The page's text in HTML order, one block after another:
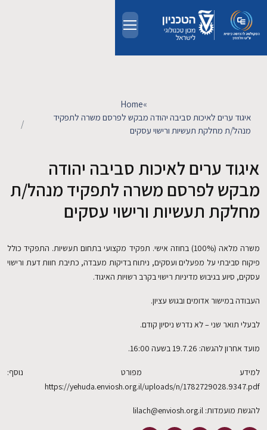
לימודים
מחקר
חדשות ואירועים
צרו קשר
Home»
איגוד ערים לאיכות סביבה יהודה מבקש לפרסם משרה לתפקיד
מנהל/ת מחלקת תעשיות ורישוי עסקים
איגוד ערים לאיכות סביבה יהודה
מבקש לפרסם משרה לתפקיד מנהל/ת
מחלקת תעשיות ורישוי עסקים
משרה מלאה (100%) בחוזה אישי. תפקיד מקצועי בתחום תעשיות. התפקיד כולל
פיקוח סביבתי על מפעלים ועסקים, ניתוח בדיקות מעבדה, כתיבת חוות דעת ורישוי
עסקים, סיוע בגיבוש מדיניות רישוי בקרב רשויות האיגוד.
העבודה במישור אדומים ובגוש עציון.
לבעלי תואר שני – לא נדרש ניסיון קודם.
מועד אחרון להגשה: 19.7.26 בשעה 16:00.
למידע מפורט נוסף:
https://yehuda.enviosh.org.il/uploads/n/1782729028.9347.pdf
להגשת מועמדות: lilach@enviosh.org.il